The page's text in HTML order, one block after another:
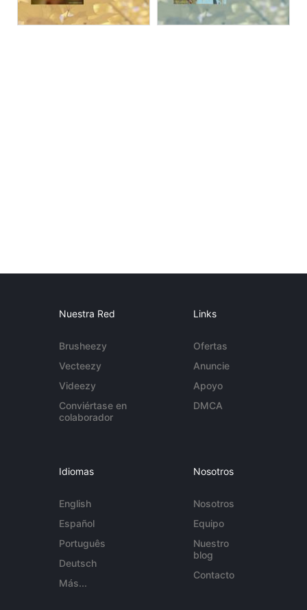
Nuestra Red
Brusheezy
Vecteezy
Videezy
Conviértase en
colaborador
Links
Ofertas
Anuncie
Apoyo
DMCA
Idiomas
English
Español
Português
Deutsch
Más...
Nosotros
Nosotros
Equipo
Nuestro
blog
Contacto